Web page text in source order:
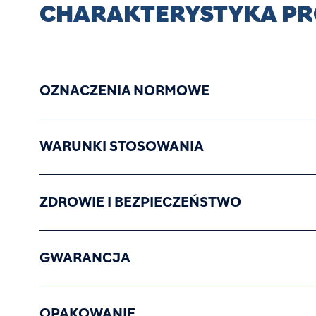
CHARAKTERYSTYKA
OZNACZENIA NORMOWE
WARUNKI STOSOWANIA
ZDROWIE I BEZPIECZEŃSTWO
GWARANCJA